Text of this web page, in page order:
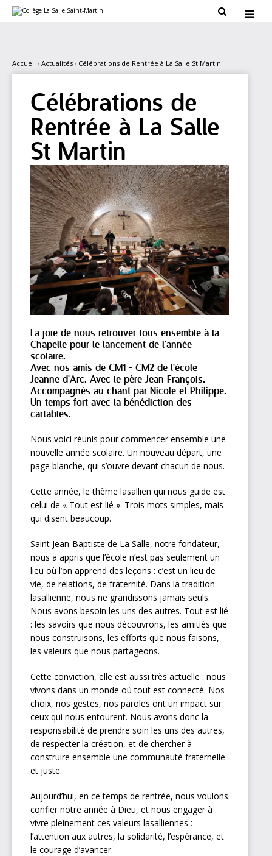
navigation
personnels
 
Accueil › Actualités › Célébrations de Rentrée à La Salle St Martin
Célébrations de
Rentrée à La Salle
St Martin
La joie de nous retrouver tous ensemble à la
Chapelle pour le lancement de l'année
scolaire.
Avec nos amis de CM1 - CM2 de l'école
Jeanne d'Arc. Avec le père Jean François.
Accompagnés au chant par Nicole et Philippe.
Un temps fort avec la bénédiction des
cartables.
Nous voici réunis pour commencer ensemble une
nouvelle année scolaire. Un nouveau départ, une
page blanche, qui s’ouvre devant chacun de nous.
Cette année, le thème lasallien qui nous guide est
celui de « Tout est lié ». Trois mots simples, mais
qui disent beaucoup.
Saint Jean-Baptiste de La Salle, notre fondateur,
nous a appris que l’école n’est pas seulement un
lieu où l’on apprend des leçons : c’est un lieu de
vie, de relations, de fraternité. Dans la tradition
lasallienne, nous ne grandissons jamais seuls.
Nous avons besoin les uns des autres. Tout est lié
: les savoirs que nous découvrons, les amitiés que
nous construisons, les efforts que nous faisons,
les valeurs que nous partageons.
Cette conviction, elle est aussi très actuelle : nous
vivons dans un monde où tout est connecté. Nos
choix, nos gestes, nos paroles ont un impact sur
ceux qui nous entourent. Nous avons donc la
responsabilité de prendre soin les uns des autres,
de respecter la création, et de chercher à
construire ensemble une communauté fraternelle
et juste.
Aujourd’hui, en ce temps de rentrée, nous voulons
confier notre année à Dieu, et nous engager à
vivre pleinement ces valeurs lasalliennes :
l’attention aux autres, la solidarité, l’espérance, et
le courage d’avancer.